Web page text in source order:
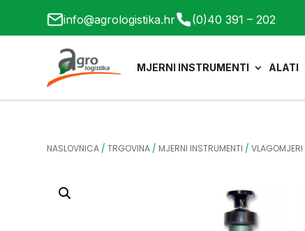
info@agrologistika.hr (0)40 391 – 202
MJERNI INSTRUMENTI ALATI
NASLOVNICA /TRGOVINA / MJERNI INSTRUMENTI /VLAGOMJERI